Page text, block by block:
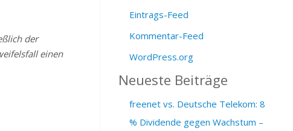
der
einen
Eintrags-Feed
Kommentar-Feed
WordPress.org
Neueste Beiträge
freenet vs. Deutsche Telekom: 8
% Dividende gegen Wachstum –